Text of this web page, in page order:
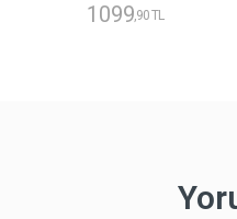
1099,90 TL